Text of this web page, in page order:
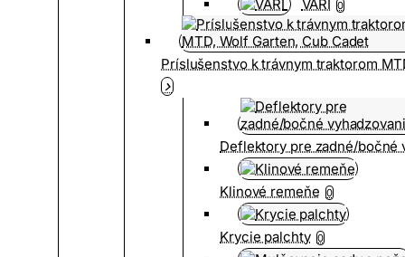
VARI 0
Príslušenstvo k trávnym traktorom
Deflektory pre zadné/bočné
Klinové remeňe 0
Krycie palchty 0